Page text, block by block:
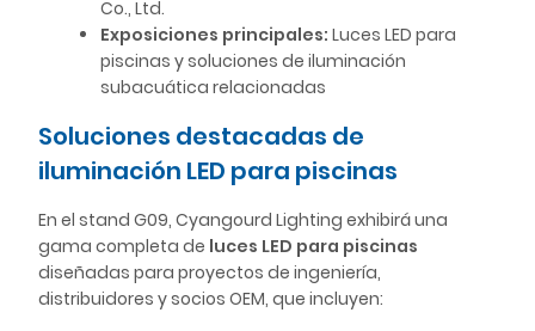
Co., Ltd.
Exposiciones principales: Luces LED para
piscinas y soluciones de iluminación
subacuática relacionadas
Soluciones destacadas de
iluminación LED para piscinas
En el stand G09, Cyangourd Lighting exhibirá una
gama completa de luces LED para piscinas
diseñadas para proyectos de ingeniería,
distribuidores y socios OEM, que incluyen: